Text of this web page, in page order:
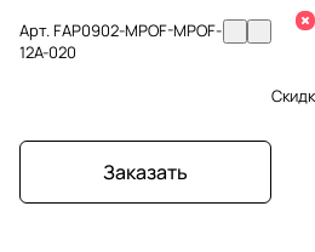
Арт.FAP0902-MPOF-MPOF-
12A-020
Заказать